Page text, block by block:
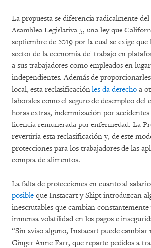
La propuesta se diferencia radicalmente
Asamblea Legislativa 5, una ley que
septiembre de 2019 por la cual se exige que
sector de la economía del trabajo en
a sus trabajadores como empleados en
independientes. Además de
local, esta reclasificación les da derecho a
laborales como el seguro de desempleo del
horas extras, indemnización por
licencia remunerada por enfermedad. La
revertiría esta reclasificación y, de este
protecciones para los trabajadores de las
compra de alimentos.
La falta de protecciones en cuanto al
posible que Instacart y Shipt introduzcan
inescrutables que cambian constantemente
inmensa volatilidad en los pagos e
“Sin aviso alguno, Instacart puede cambiar
Ginger Anne Farr, que reparte pedidos a